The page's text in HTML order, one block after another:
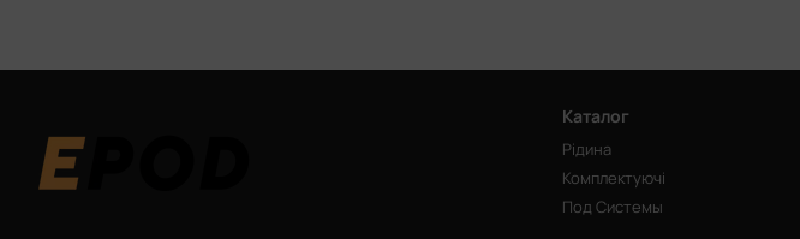
Каталог
Рідина
Комплектуючі
Под Системы